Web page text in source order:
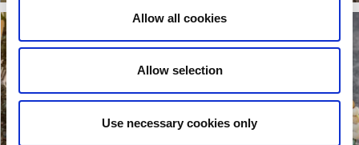
Allow all cookies
Allow selection
Use necessary cookies only